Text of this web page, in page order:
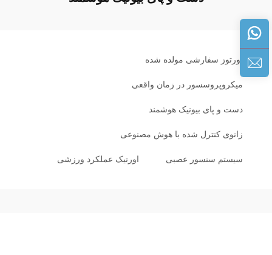
اورتوز سفارشی مولده شده
میکروپروسسور در زمان واقعی
دست و پای بیونیک هوشمند
زانوی کنترل شده با هوش مصنوعی
سیستم سنسور عصبی اورتیک عملکرد ورزشی